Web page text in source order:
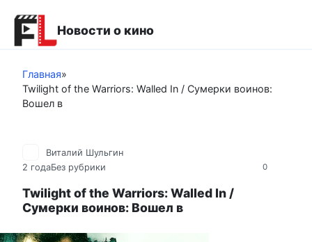
контенту
Новости о кино
Главная»
Twilight of the Warriors: Walled In / Сумерки воинов:
Вошел в
0
Виталий Шульгин
2 годаБез рубрики
Twilight of the Warriors: Walled In /
Сумерки воинов: Вошел в